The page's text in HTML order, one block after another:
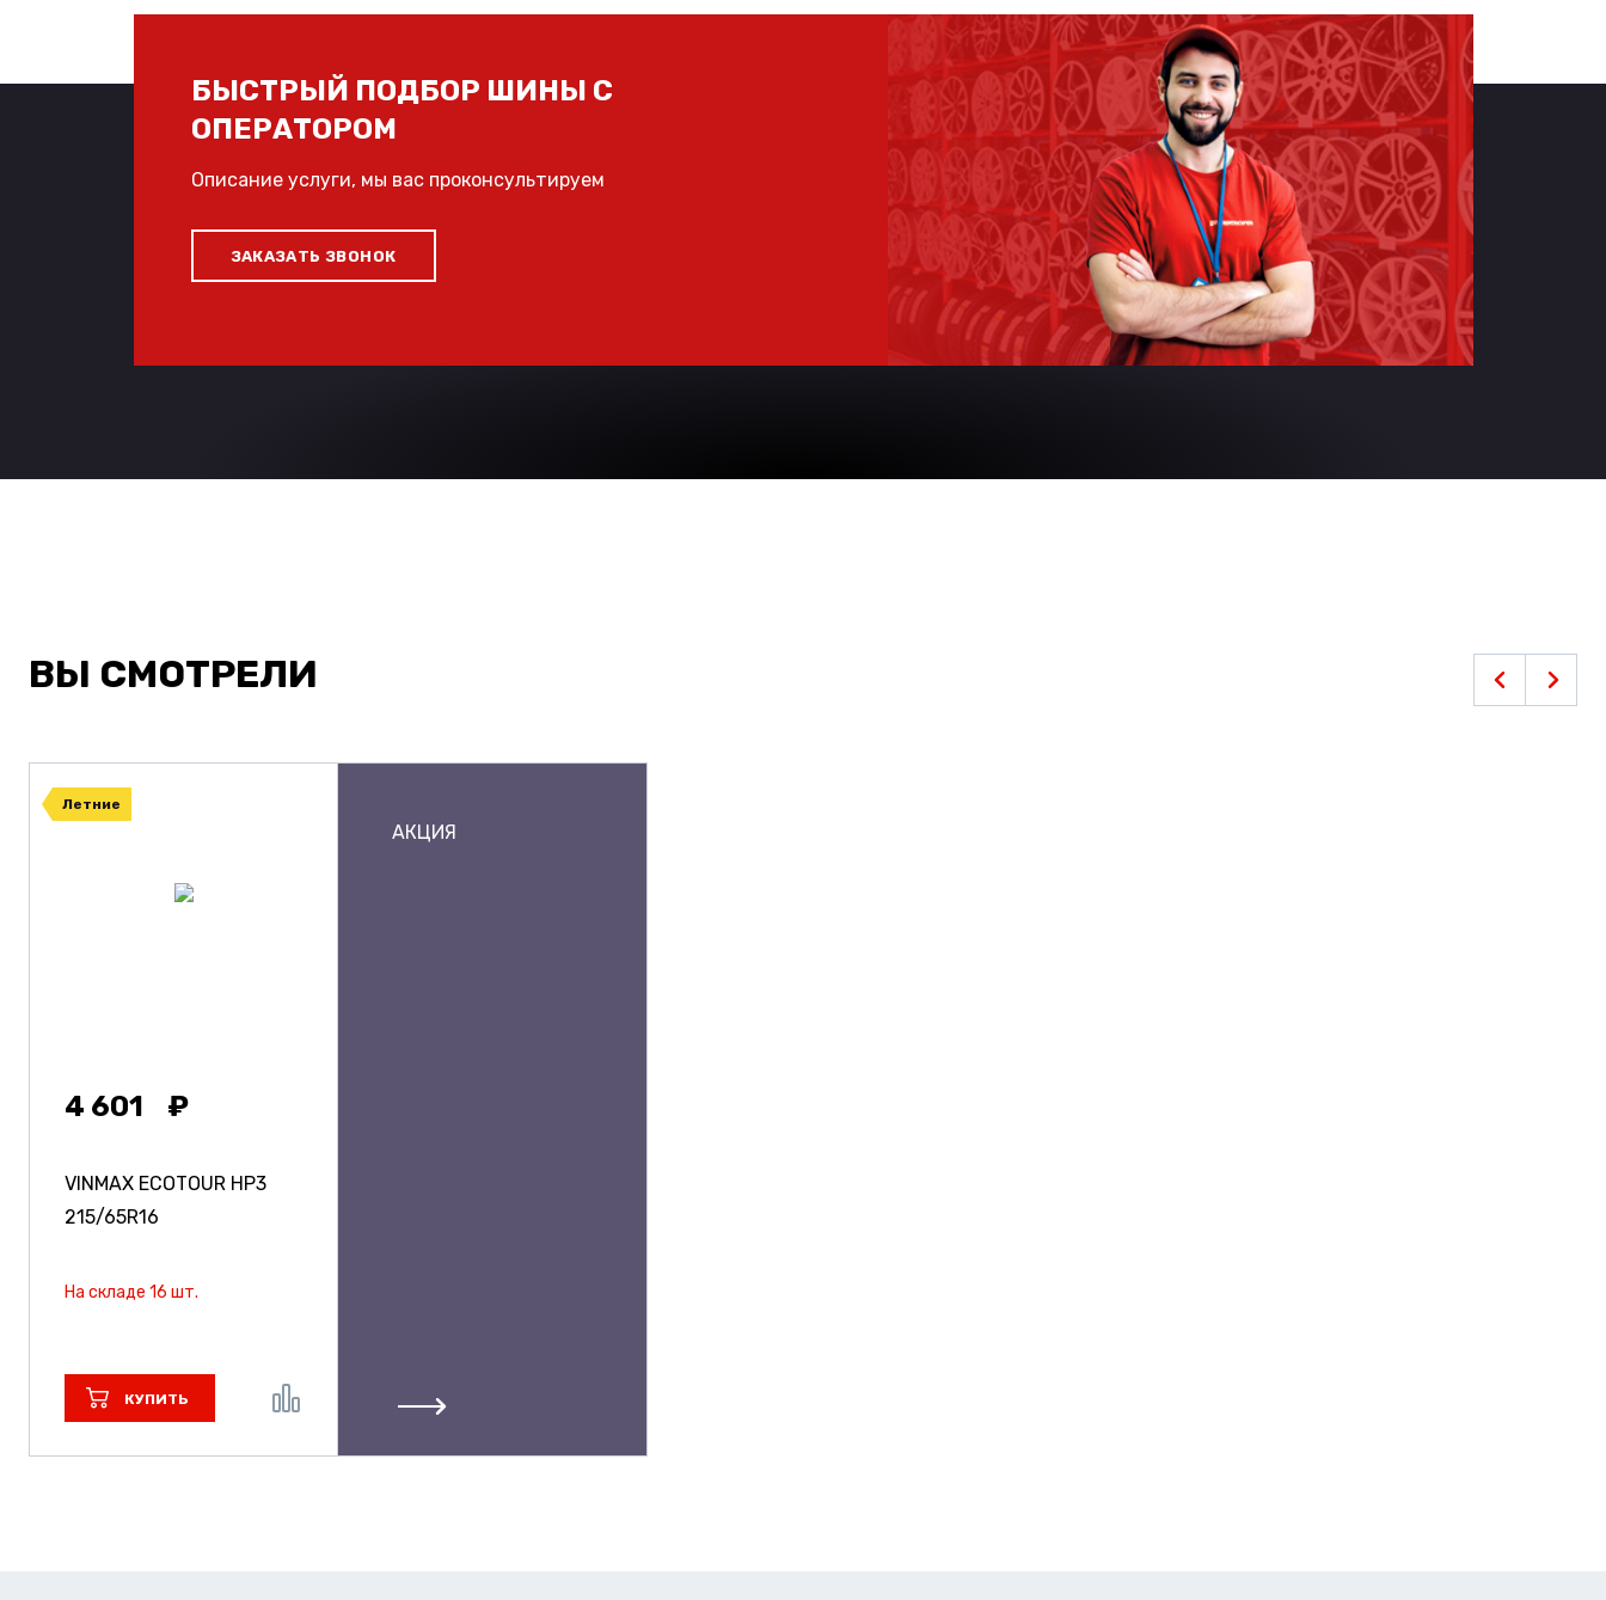
БЫСТРЫЙ ПОДБОР ШИНЫ С
ОПЕРАТОРОМ
Описание услуги, мы вас проконсультируем
ЗАКАЗАТЬ ЗВОНОК
ВЫ СМОТРЕЛИ
Летние
4 601
VINMAX ECOTOUR HP3
215/65R16
На складе 16 шт.
КУПИТЬ
АКЦИЯ